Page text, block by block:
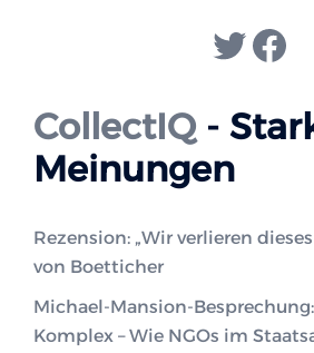
CollectIQ-
Meinungen
Rezension: „Wir verlieren
von Boetticher
Michael-Mansion-
Komplex – Wie NGOs im